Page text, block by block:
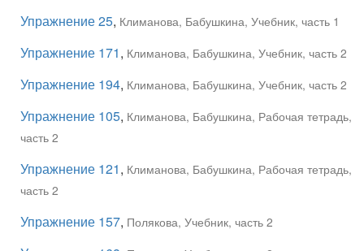
Упражнение 25, Климанова, Бабушкина, Учебник, часть 1
Упражнение 171, Климанова, Бабушкина, Учебник, часть 2
Упражнение 194, Климанова, Бабушкина, Учебник, часть 2
Упражнение 105, Климанова, Бабушкина, Рабочая тетрадь,
часть 2
Упражнение 121, Климанова, Бабушкина, Рабочая тетрадь,
часть 2
Упражнение 157, Полякова, Учебник, часть 2